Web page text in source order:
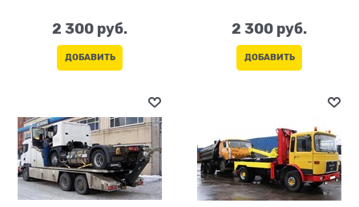
2 300 руб.
ДОБАВИТЬ
2 300 руб.
ДОБАВИТЬ